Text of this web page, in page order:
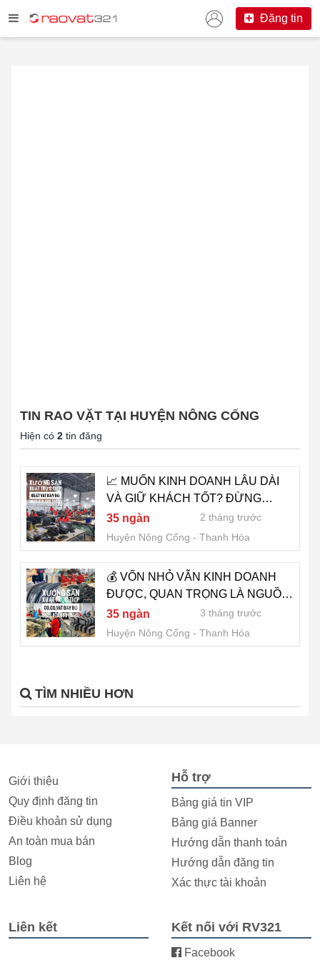
Đăng tin
TIN RAO VẶT TẠI HUYỆN NÔNG CỐNG
Hiện có 2 tin đăng
📈 MUỐN KINH DOANH LÂU DÀI
VÀ GIỮ KHÁCH TỐT? ĐỪNG
CHỌN SAI NGUỒN HÀNG -
0822.879.469 (HẢO)
35 ngàn
2 tháng trước
Huyện Nông Cống
Thanh Hóa
💰 VỐN NHỎ VẪN KINH DOANH
ĐƯỢC, QUAN TRỌNG LÀ NGUỒN
HÀNG - 0822.879.469 (HẢO)
35 ngàn
3 tháng trước
Huyện Nông Cống
Thanh Hóa
TÌM NHIỀU HƠN
Giới thiệu
Quy định đăng tin
Điều khoản sử dụng
An toàn mua bán
Blog
Liên hệ
Hỗ trợ
Bảng giá tin VIP
Bảng giá Banner
Hướng dẫn thanh toán
Hướng dẫn đăng tin
Xác thực tài khoản
Liên kết Kết nối với RV321
Facebook